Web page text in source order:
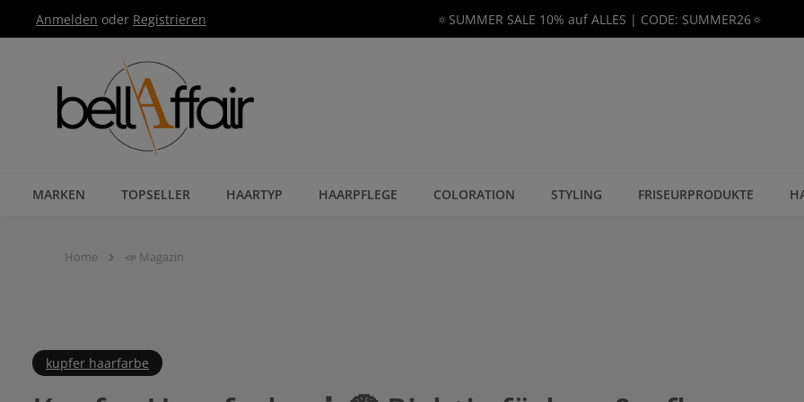
Hauptnavigation springen
Anmelden oder Registrieren 🔅SUMMER SALE 10% auf ALLES | CODE: SUMMER26🔅
MARKEN TOPSELLER HAARTYP HAARPFLEGE COLORATION STYLING FRISEURPRODUKTE
Home 📣 Magazin
kupfer haarfarbe